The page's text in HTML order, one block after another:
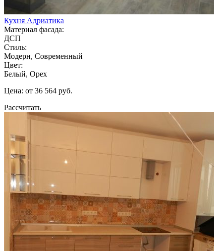
Кухня Адриатика
Материал фасада:
ДСП
Стиль:
Модерн, Современный
Цвет:
Белый, Орех
Цена: от 36 564 руб.
Рассчитать